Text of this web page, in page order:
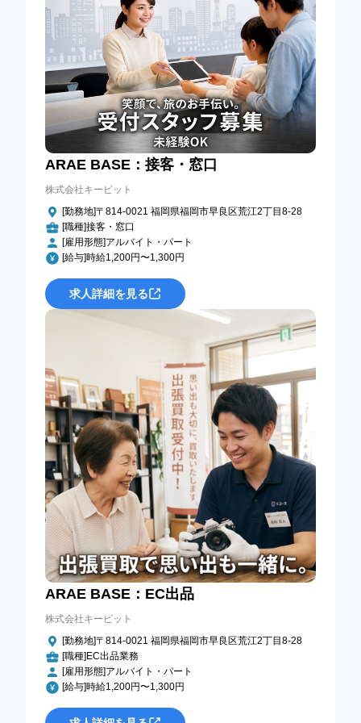
ARAE BASE：接客・窓口
株式会社キービット
[勤務地]〒814-0021 福岡県福岡市早良区荒江2丁目8-28
[職種]接客・窓口
[雇用形態]アルバイト・パート
[給与]時給1,200円〜1,300円
求人詳細を見る
ARAE BASE：EC出品
株式会社キービット
[勤務地]〒814-0021 福岡県福岡市早良区荒江2丁目8-28
[職種]EC出品業務
[雇用形態]アルバイト・パート
[給与]時給1,200円〜1,300円